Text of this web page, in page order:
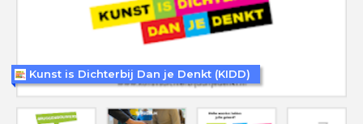
Kunst is Dichterbij Dan je Denkt (KIDD)